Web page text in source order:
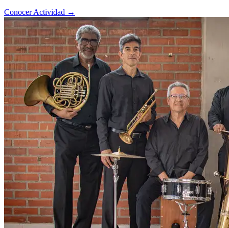
Conocer Actividad →